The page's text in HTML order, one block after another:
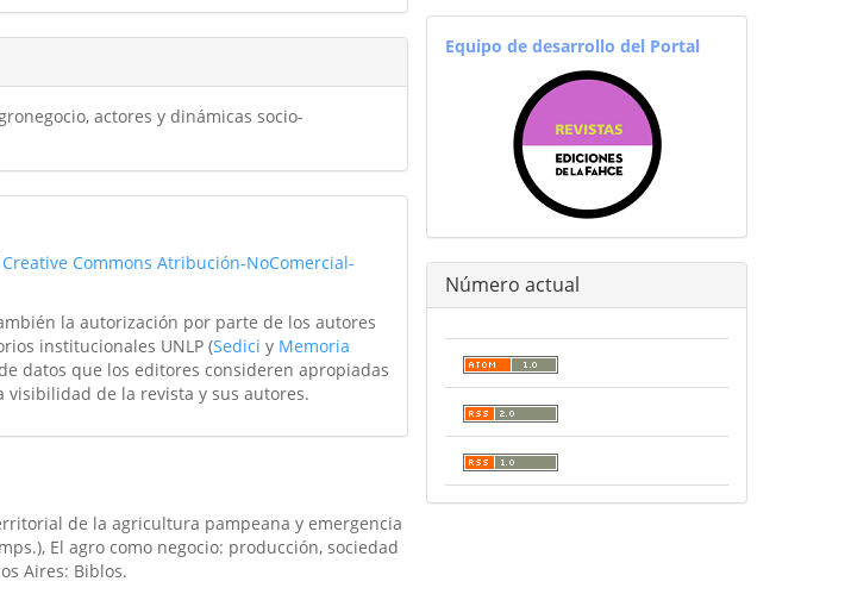
actores y dinámicas socio-
Creative Commons Atribución-NoComercial-
la autorización por parte de los autores
institucionales UNLP (Sedici y Memoria
datos que los editores consideren apropiadas
de la revista y sus autores.
de la agricultura pampeana y emergencia
El agro como negocio: producción, sociedad
Aires: Biblos.
equiporevistas
Equipo de desarrollo del Portal
Número actual